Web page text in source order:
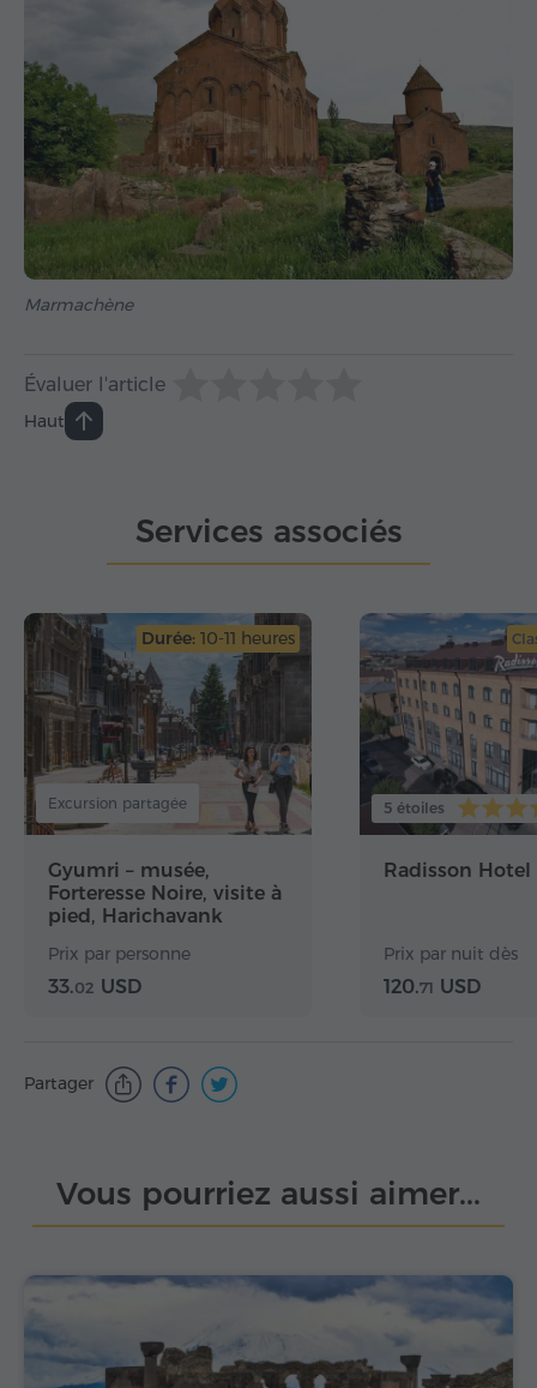
Marmachène
Haut
Évaluer l'article
Services associés
Durée: 10-11 heures
Excursion partagée
Gyumri – musée,
Forteresse Noire, visite à
pied, Harichavank
Prix par personne
33.02 USD
5 étoiles
Radisson Hotel
Prix par nuit dès
120.71 USD
Partager
Vous pourriez aussi aimer...